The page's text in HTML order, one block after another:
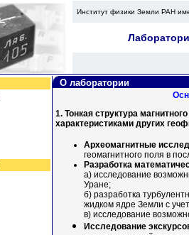
Институт физики Земли РАН
О лаборатории
1. Тонкая структура
характеристиками других
Археомагнитные
геомагнитного поля в
Разработка
а) исследование
Уране;
б) разработка
жидком ядре Земли с
в) исследование
Исследование